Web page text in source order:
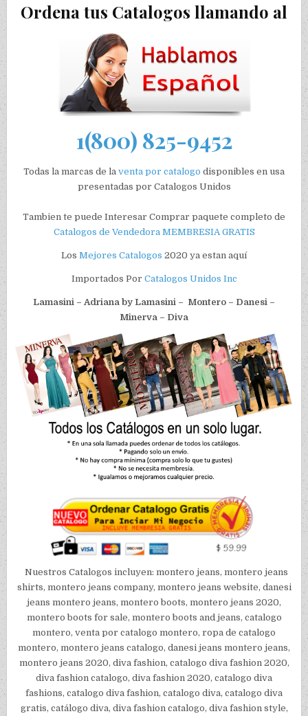
Ordena tus Catalogos llamando al
1(800) 825-9452
Todas la marcas de la venta por catalogo disponibles en usa
presentadas por Catalogos Unidos
Tambien te puede Interesar Comprar paquete completo de
Catalogos de Vendedora MEMBRESIA GRATIS
Los Mejores Catalogos 2020 ya estan aquí
Importados Por Catalogos Unidos Inc
Lamasini – Adriana by Lamasini – Montero – Danesi –
Minerva – Diva
Nuestros Catalogos incluyen: montero jeans, montero jeans
shirts, montero jeans company, montero jeans website, danesi
jeans montero jeans, montero boots, montero jeans 2020,
montero boots for sale, montero boots and jeans, catalogo
montero, venta por catalogo montero, ropa de catalogo
montero, montero jeans catalogo, danesi jeans montero jeans,
montero jeans 2020, diva fashion, catalogo diva fashion 2020,
diva fashion catalogo, diva fashion 2020, catalogo diva
fashions, catalogo diva fashion, catalogo diva, catalogo diva
gratis, catálogo diva, diva fashion catalogo, diva fashion style,